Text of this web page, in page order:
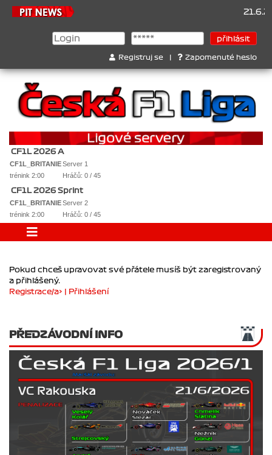
Registruj se Zapomenuté heslo
CF1L 2026 A
CF1L_BRITANIEServer 1
trénink 2:00
Hráčů: 0 / 45
CF1L 2026 Sprint
CF1L_BRITANIE
Server 2
trénink 2:00
Hráčů: 0 / 45
Pokud chceš upravovat své přátele musíš být zaregistrovaný
a přihlášený.
PŘEDZÁVODNÍ INFO